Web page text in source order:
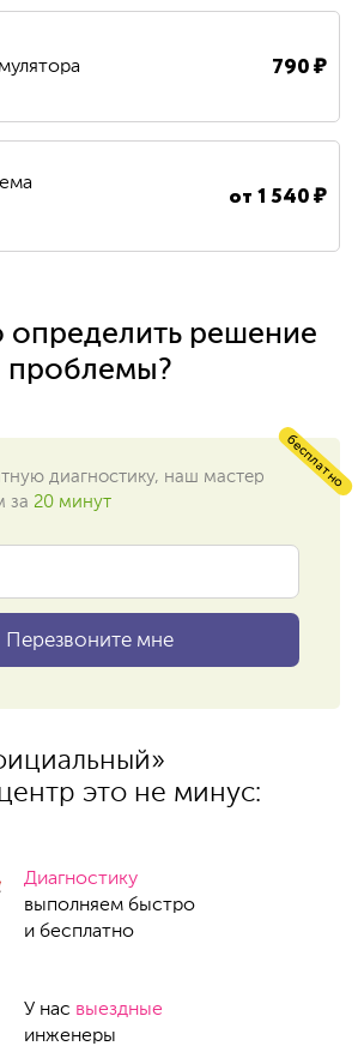
790₽
от1 540₽
определить решение
проблемы?
бесплатно
диагностику, наш мастер
за 20 минут
это не минус:
Диагностику
выполняем быстро
и бесплатно
У нас выездные
инженеры